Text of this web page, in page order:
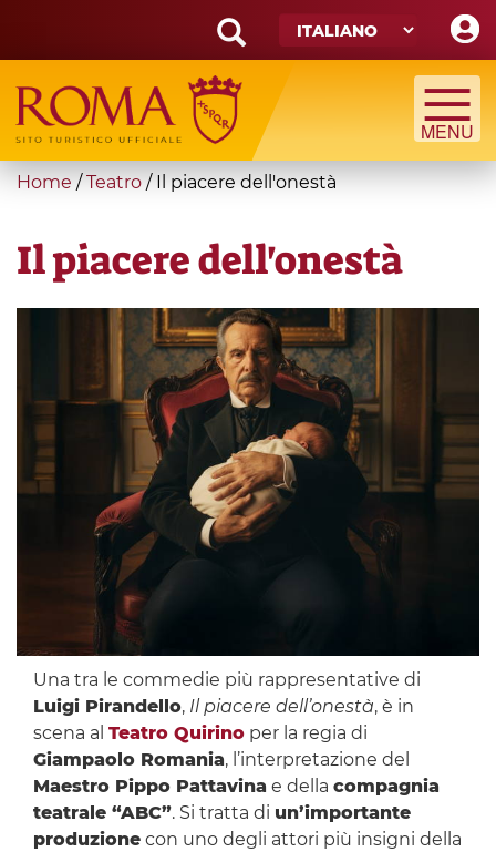
main
content
Search
form
Cerca
You
here
Home / Teatro / Il piacere dell'onestà
Il piacere dell'onestà
Una tra le commedie più rappresentative di
Luigi Pirandello, Il piacere dell’onestà, è in
scena al Teatro Quirinoper la regia di
Giampaolo Romania, l’interpretazione del
Maestro Pippo Pattavina e della compagnia
teatrale “ABC”. Si tratta di un’importante
produzionecon uno degli attori più insigni della